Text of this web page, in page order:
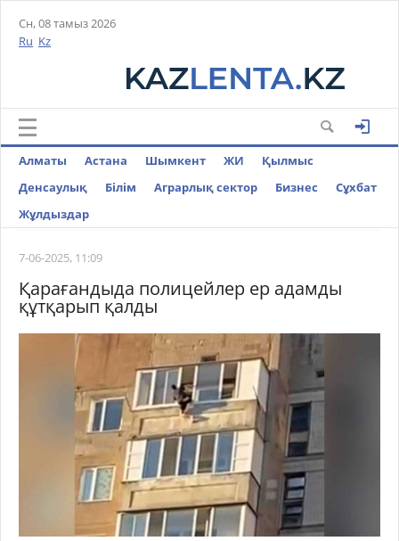
Сн, 08 тамыз 2026
Ru Kz
Алматы Астана Шымкент ЖИ
Қылмыс
Денсаулық
Білім Аграрлық сектор Бизнес
Cұхбат
Жұлдыздар
7-06-2025, 11:09
Қарағандыда полицейлер ер адамды
құтқарып қалды